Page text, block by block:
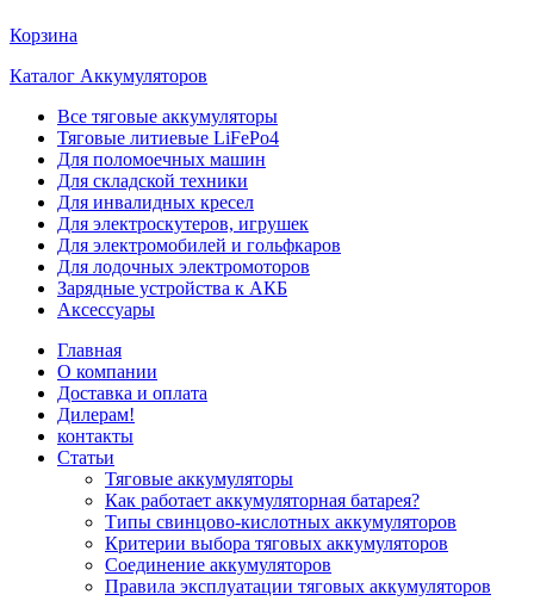
Корзина
Каталог Аккумуляторов
Все тяговые аккумуляторы
Тяговые литиевые LiFePo4
Для поломоечных машин
Для складской техники
Для инвалидных кресел
Для электроскутеров, игрушек
Для электромобилей и гольфкаров
Для лодочных электромоторов
Зарядные устройства к АКБ
Аксессуары
Главная
О компании
Доставка и оплата
Дилерам!
контакты
Статьи
Тяговые аккумуляторы
Как работает аккумуляторная батарея?
Типы свинцово-кислотных аккумуляторов
Критерии выбора тяговых аккумуляторов
Соединение аккумуляторов
Правила эксплуатации тяговых аккумуляторов